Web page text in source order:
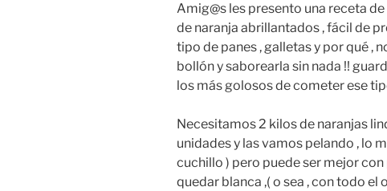
Amig@s les presento una receta
de naranja abrillantados , fácil de
tipo de panes , galletas y por qué ,
bollón y saborearla sin nada !!
los más golosos de cometer ese
Necesitamos 2 kilos de naranjas
unidades y las vamos pelando , lo
cuchillo ) pero puede ser mejor
quedar blanca ,( o sea , con todo el